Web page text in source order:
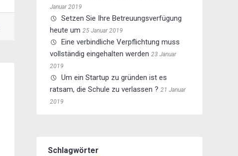
Januar 2019
Setzen Sie Ihre Betreuungsverfügung
heute um 25 Januar 2019
Eine verbindliche Verpflichtung muss
vollständig eingehalten werden 23 Januar
2019
Um ein Startup zu gründen ist es
ratsam, die Schule zu verlassen ? 21 Januar
2019
Schlagwörter